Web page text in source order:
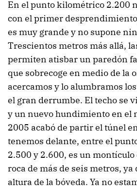
En el punto kilométrico 2.200
con el primer
es muy grande y no supone
Trescientos metros más allá,
permiten atisbar un paredón
que sobrecoge en medio de la
acercamos y lo alumbramos
el gran derrumbe. El techo se
y un nuevo hundimiento en el
2005 acabó de partir el túnel
tenemos delante, entre el
2.500 y 2.600, es un montículo
roca de más de seis metros, ya
altura de la bóveda. Ya no